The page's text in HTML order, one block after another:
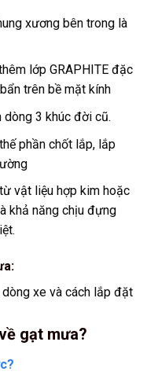
xương bên trong là
lớp GRAPHITE đặc
trên bề mặt kính
3 khúc đời cũ.
phần chốt lắp, lắp
vật liệu hợp kim hoặc
khả năng chịu đựng
xe và cách lắp đặt
gạt mưa?